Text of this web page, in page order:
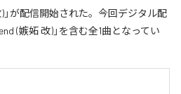
」が配信開始された。今回デジタル配
(嫉妬 改)」を含む全1曲となってい